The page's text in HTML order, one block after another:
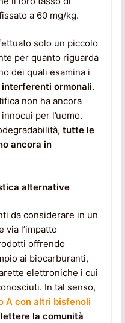
a 60 mg/kg.
solo un piccolo
per quanto riguarda
dei quali esamina i
interferenti ormonali.
non ha ancora
per l’uomo.
tutte le
ancora in
alternative
da considerare in un
via l’impatto
offrendo
ai biocarburanti,
elettroniche i cui
In tal senso,
A con altri bisfenoli
la comunità